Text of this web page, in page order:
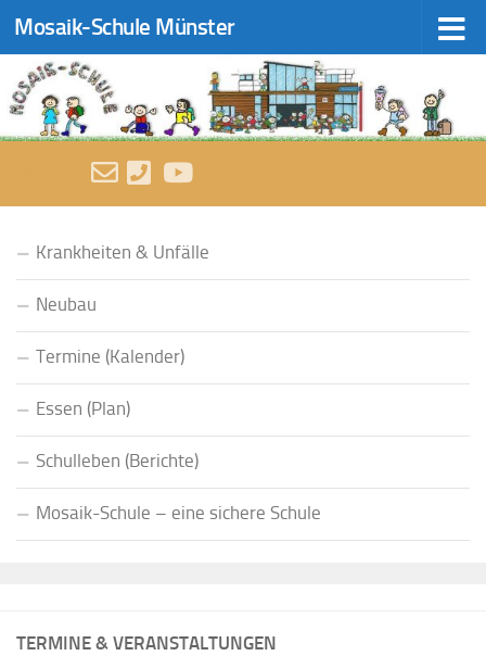
Zum Inhalt springen
Mosaik-Schule Münster
TERMINE & VERANSTALTUNGEN
Krankheiten & Unfälle
Neubau
Termine (Kalender)
Essen (Plan)
Schulleben (Berichte)
Mosaik-Schule – eine sichere Schule